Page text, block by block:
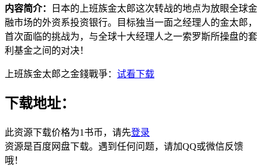
内容简介： 日本的上班族金太郎这次转战的地点为放眼全球金
融市场的外资系投资银行。目标独当一面之经理人的金太郎，
首次面临的挑战为，与全球十大经理人之一索罗斯所操盘的套
利基金之间的对决！
上班族金太郎之金錢戰爭： 试看下载
下载地址：
此资源下载价格为1 书币，请先登录
资源是百度网盘下载。遇到任何问题，请加QQ或微信反馈
哦！